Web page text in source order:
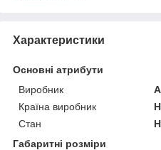
Характеристики
Основні атрибути
Виробник
Країна виробник
Стан
Габаритні розміри